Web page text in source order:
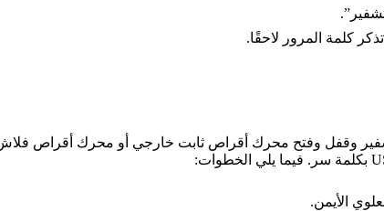
كلمة المرور لاحقًا.